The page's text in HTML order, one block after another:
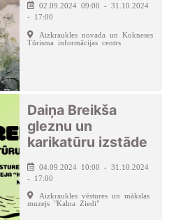
02.09.2024 09:00 - 31.10.2024
- 17:00
Aizkraukles novada un Kokneses
Tūrisma informācijas centrs
Daiņa Breikša
gleznu un
karikatūru izstāde
04.09.2024 10:00 - 31.10.2024
- 17:00
Aizkraukles vēstures un mākslas
muzejs "Kalna Ziedi"